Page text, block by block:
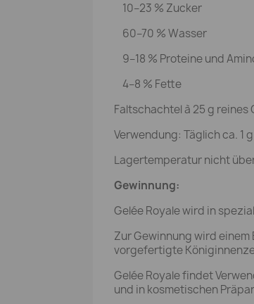
10–23 % Zucker
60–70 % Wasser
9–18 % Proteine und
4–8 % Fette
Faltschachtel à 25 g reines
Verwendung: Täglich ca. 1
Lagertemperatur nicht
Gewinnung:
Gelée Royale wird in
Zur Gewinnung wird
vorgefertigte
Gelée Royale findet
und in kosmetischen